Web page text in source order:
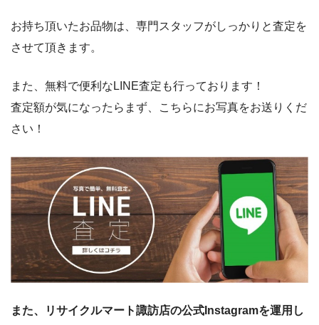
お持ち頂いたお品物は、専門スタッフがしっかりと査定を
させて頂きます。
また、無料で便利なLINE査定も行っております！
査定額が気になったらまず、こちらにお写真をお送りくだ
さい！
また、リサイクルマート諏訪店の公式Instagramを運用し